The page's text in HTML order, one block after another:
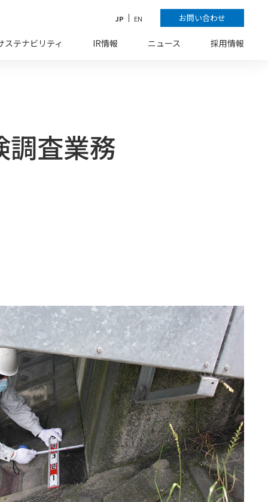
JP EN お問い合わせ
ステナビリティ IR情報 ニュース 採用情報
調査業務